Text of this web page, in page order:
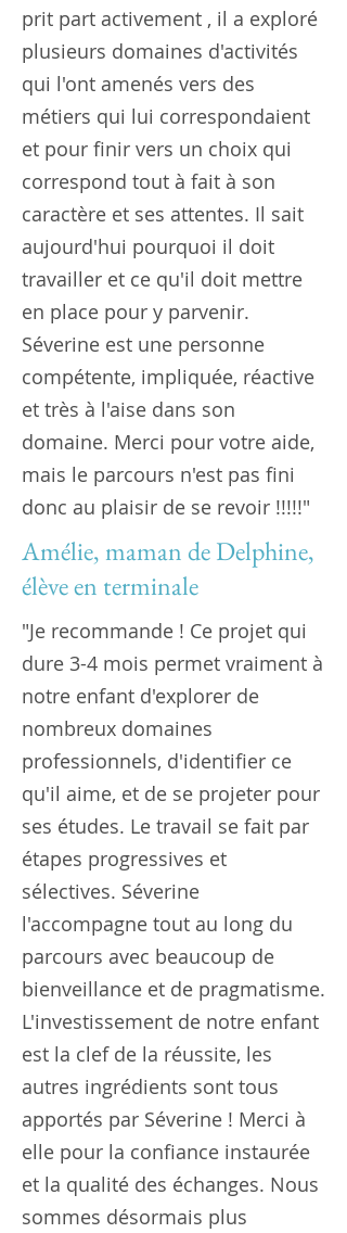
prit part activement , il a exploré
plusieurs domaines d'activités
qui l'ont amenés vers des
métiers qui lui correspondaient
et pour finir vers un choix qui
correspond tout à fait à son
caractère et ses attentes. Il sait
aujourd'hui pourquoi il doit
travailler et ce qu'il doit mettre
en place pour y parvenir.
Séverine est une personne
compétente, impliquée, réactive
et très à l'aise dans son
domaine. Merci pour votre aide,
mais le parcours n'est pas fini
donc au plaisir de se revoir !!!!!"
Amélie, maman de Delphine,
élève en terminale
"Je recommande ! Ce projet qui
dure 3-4 mois permet vraiment à
notre enfant d'explorer de
nombreux domaines
professionnels, d'identifier ce
qu'il aime, et de se projeter pour
ses études. Le travail se fait par
étapes progressives et
sélectives. Séverine
l'accompagne tout au long du
parcours avec beaucoup de
bienveillance et de pragmatisme.
L'investissement de notre enfant
est la clef de la réussite, les
autres ingrédients sont tous
apportés par Séverine ! Merci à
elle pour la confiance instaurée
et la qualité des échanges. Nous
sommes désormais plus